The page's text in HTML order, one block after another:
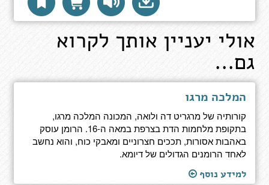
אולי יעניין אותך לקרוא
גם...
המלכה מרגו
קורותיה של מרגריט דה ולואה, המכונה המלכה מרגו,
בתקופת מלחמות הדת בצרפת במאה ה-16. הרומן עוסק
באהבות אסורות, תככים חצרוניים ומאבקי כוח, והוא נחשב
לאחד הרומנים הגדולים של דיומא.
למידע נוסף